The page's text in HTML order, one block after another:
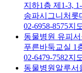
지하1층 제1-3,
송파시그니처롯
02-6958-8575지
동물병원 유피
푸른바둑교실 1
02-6479-7582지
동물병원알루서